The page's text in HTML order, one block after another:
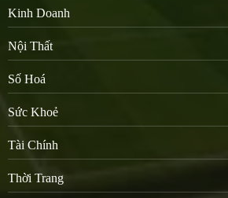
Kinh Doanh
Nội Thất
Số Hoá
Sức Khoẻ
Tài Chính
Thời Trang